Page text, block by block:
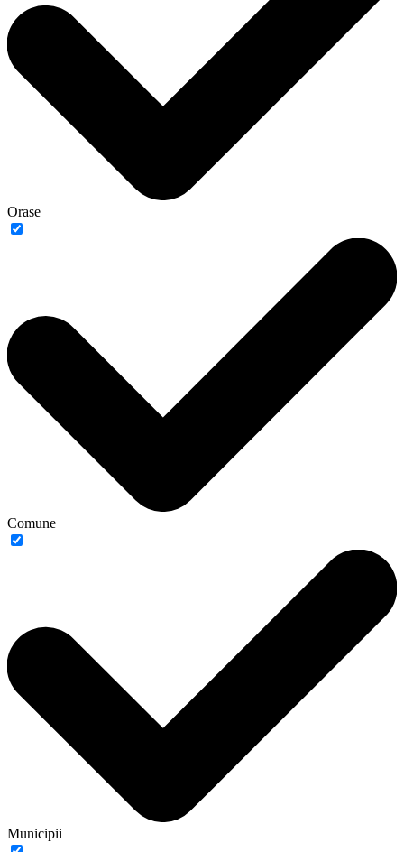
Orase
Comune
Municipii